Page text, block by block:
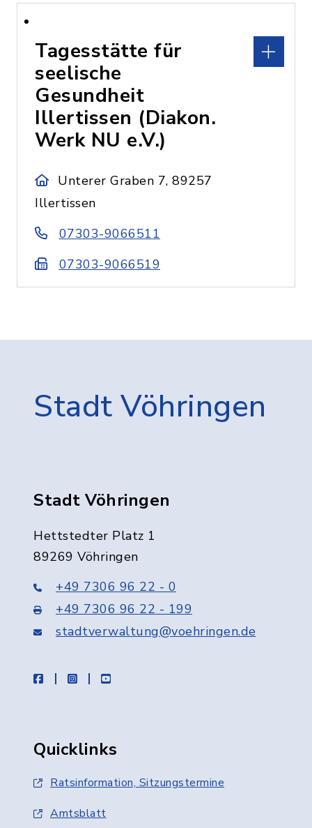
Tagesstätte für
seelische
Gesundheit
Illertissen (Diakon.
Werk NU e.V.)
Unterer Graben 7, 89257
Illertissen
07303-9066511
07303-9066519
Stadt Vöhringen
Stadt Vöhringen
Hettstedter Platz 1
89269 Vöhringen
+49 7306 96 22 - 0
+49 7306 96 22 - 199
stadtverwaltung@voehringen.de
facebookinstagramyoutube
Quicklinks
Ratsinformation, Sitzungstermine
Amtsblatt